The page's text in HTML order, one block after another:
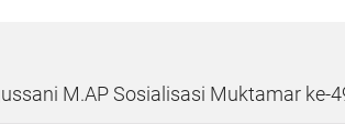
M.AP Sosialisasi Muktamar ke-